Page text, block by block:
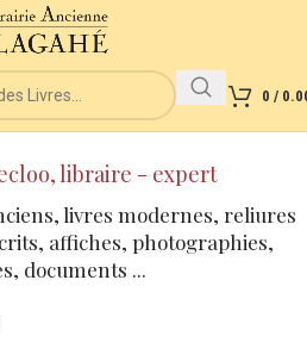
0 /
libraire - expert
livres modernes, reliures
affiches, photographies,
documents ...